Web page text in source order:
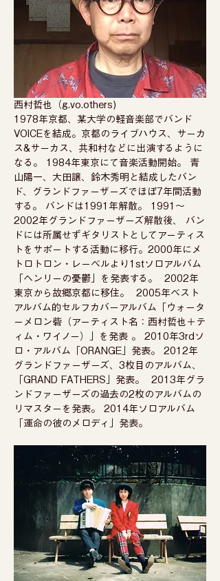
西村哲也（g.vo.others)
1978年京都、某大学の軽音楽部でバンド
VOICEを結成。京都のライブハウス、サーカ
ス&サーカス、共和村などに出演するように
なる。 1984年東京にて音楽活動開始。 青
山陽一、大田譲、鈴木秀明と結成したバン
ド、グランドファーザーズでほぼ7年間活動
する。 バンドは1991年解散。 1991〜
2002年グランドファーザーズ解散後、 バン
ドには所属せずギタリストとしてアーティス
トをサポートする活動に移行。2000年にメ
トロトロン・レーベルより1stソロアルバム
「ヘンリーの憂鬱」を発表する。  2002年
東京から故郷京都に移住。  2005年ベスト
アルバム的セルフカバーアルバム「ウォータ
ーメロン砦（アーティスト名：西村哲也＋テ
ィム・ワイノー）」を発表 。 2010年3rdソ
ロ・アルバム「ORANGE」発表。 2012年
グランドファーザーズ、3枚目のアルバム、
「GRAND FATHERS」発表。  2013年グラ
ンドファーザーズの過去の2枚のアルバムの
リマスターを発表。 2014年ソロアルバム
「運命の彼のメロディ」発表。